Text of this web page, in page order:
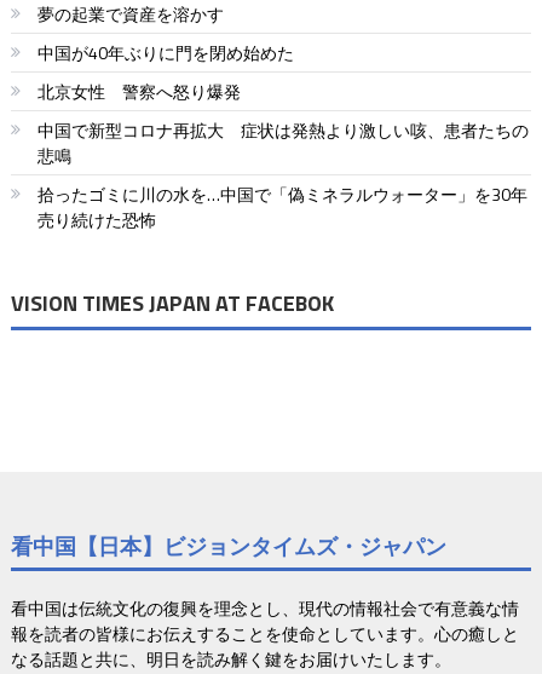
夢の起業で資産を溶かす
中国が40年ぶりに門を閉め始めた
北京女性 警察へ怒り爆発
中国で新型コロナ再拡大 症状は発熱より激しい咳、患者たちの
悲鳴
拾ったゴミに川の水を…中国で「偽ミネラルウォーター」を30年
売り続けた恐怖
VISION TIMES JAPAN AT FACEBOK
看中国【日本】ビジョンタイムズ・ジャパン
看中国は伝統文化の復興を理念とし、現代の情報社会で有意義な情
報を読者の皆様にお伝えすることを使命としています。心の癒しと
なる話題と共に、明日を読み解く鍵をお届けいたします。